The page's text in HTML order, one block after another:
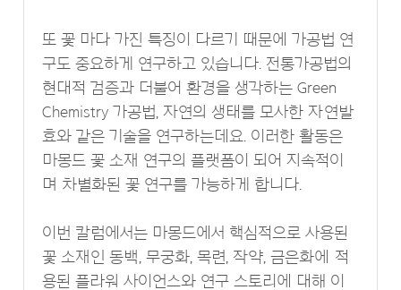
또 꽃 마다 가진 특징이 다르기 때문에 가공법 연
구도 중요하게 연구하고 있습니다. 전통가공법의
현대적 검증과 더불어 환경을 생각하는 Green
Chemistry 가공법, 자연의 생태를 모사한 자연발
효와 같은 기술을 연구하는데요. 이러한 활동은
마몽드 꽃 소재 연구의 플랫폼이 되어 지속적이
며 차별화된 꽃 연구를 가능하게 합니다.
이번 칼럼에서는 마몽드에서 핵심적으로 사용된
꽃 소재인 동백, 무궁화, 목련, 작약, 금은화에 적
용된 플라워 사이언스와 연구 스토리에 대해 이